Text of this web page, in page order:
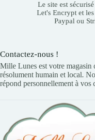
Le site est
Let's Encrypt et
Paypal ou
Contactez-nous !
Mille Lunes est votre magasin
résolument humain et local.
répond personnellement à vos